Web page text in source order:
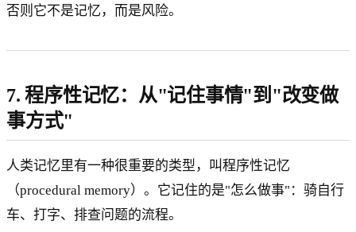
否则它不是记忆，而是风险。
7. 程序性记忆：从"记住事情"到"改变做
事方式"
人类记忆里有一种很重要的类型，叫程序性记忆
（procedural memory）。它记住的是"怎么做事"：骑自行
车、打字、排查问题的流程。